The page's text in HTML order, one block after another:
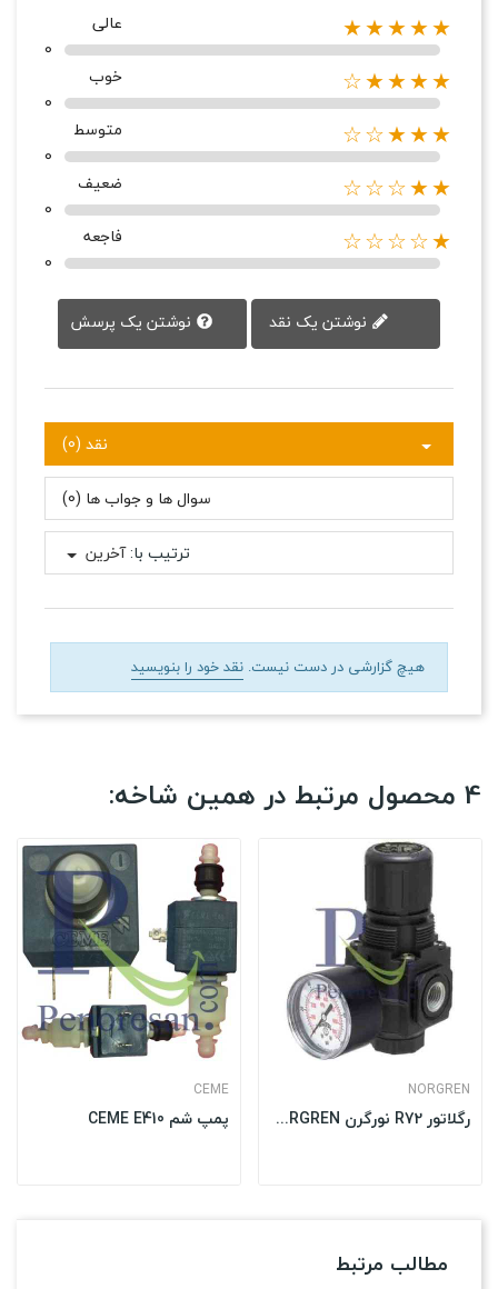
★★★★★
عالی
0
★★★★☆
خوب
0
★★★☆☆
متوسط
0
★★☆☆☆
ضعیف
0
★☆☆☆☆
فاجعه
0
نوشتن یک پرسش
نقد (0)
سوال ها و جواب ها (0)
ترتیب با:آخرین
هیچ گزارشی در دست نیست. نقد خود را بنویسید
4 محصول مرتبط در همین شاخه:
CEME
پمپ شم CEME E410
NORGREN
رگلاتور R72 نورگرن NORGREN
مطالب مرتبط